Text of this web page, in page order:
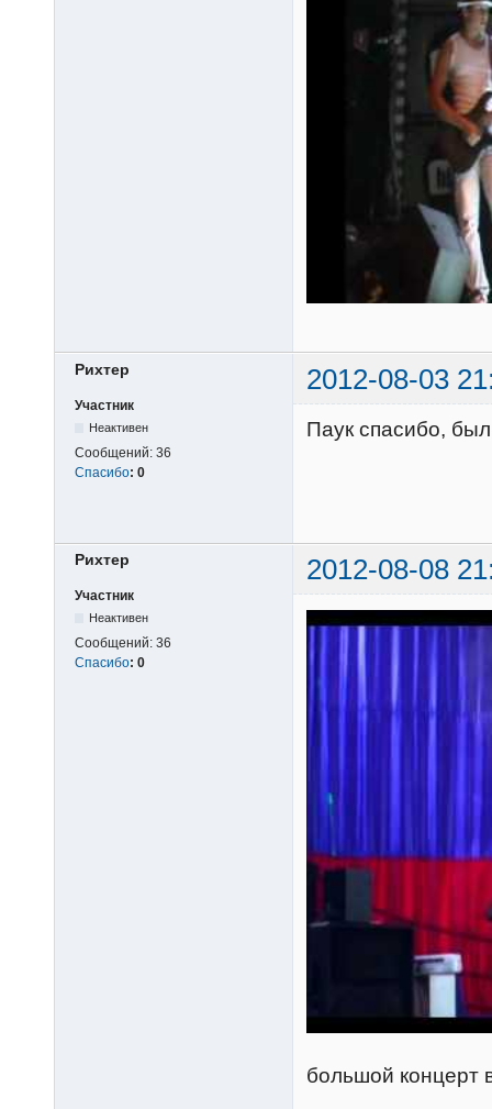
Рихтер 2012-08-03
Участник
Неактивен
Сообщений: 36
Спасибо: 0
Паук спасибо,
Рихтер 2012-08-08
Участник
Неактивен
Сообщений: 36
Спасибо: 0
большой концерт